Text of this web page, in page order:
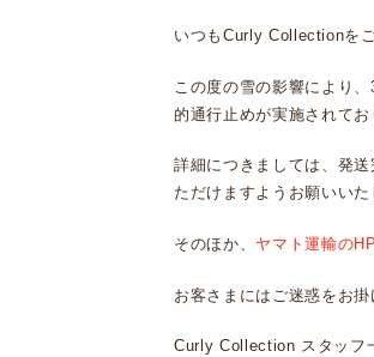
いつもCurly Collectionを
この度の雪の影響により
的通行止めが実施されて
詳細につきましては、発
ただけますようお願いいた
そのほか、 ヤマト運輸のHP
お客さまにはご迷惑をお
Curly Collection スタッフ